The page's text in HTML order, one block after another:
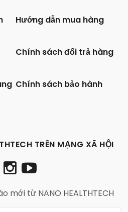
Hướng dẫn mua hàng
Chính sách đổi trả hàng
Chính sách bảo hành
TRÊN MẠNG XÃ HỘI
mới từ NANO HEALTHTECH